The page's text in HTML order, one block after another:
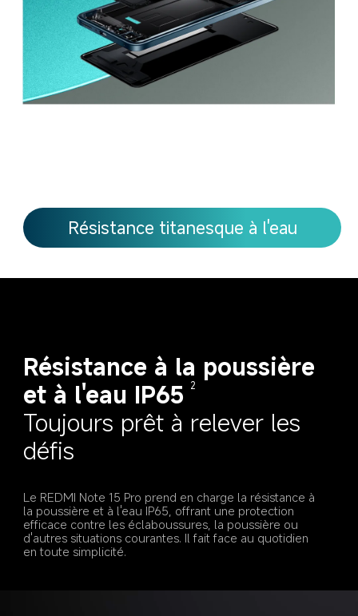
Résistance titanesque à l'eau
Résistance à la poussière
et à l'eau IP65
2
Toujours prêt à relever les
défis
Le REDMI Note 15 Pro prend en charge la résistance à
la poussière et à l'eau IP65, offrant une protection
efficace contre les éclaboussures, la poussière ou
d'autres situations courantes. Il fait face au quotidien
en toute simplicité.